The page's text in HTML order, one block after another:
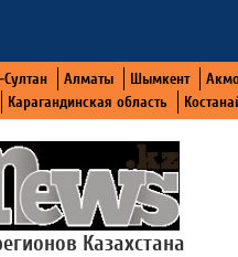
Алматы Шымкент
Карагандинская область
Казахстана